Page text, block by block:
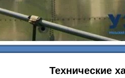
Технические